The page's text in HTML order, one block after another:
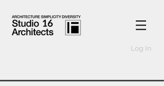
Log In